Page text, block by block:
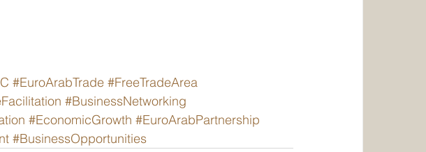
#EuroArabTrade #FreeTradeArea
#BusinessNetworking
#EconomicGrowth #EuroArabPartnership
#BusinessOpportunities